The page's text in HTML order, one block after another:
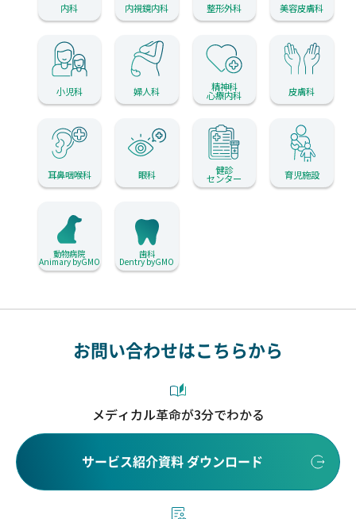
内科 内視鏡内科 整形外科 美容皮膚科
小児科 婦人科 精神科
心療内科 皮膚科
耳鼻咽喉科 眼科 健診
センター 育児施設
動物病院
Animary byGMO
歯科
Dentry byGMO
お問い合わせはこちらから
メディカル革命が3分でわかる
サービス紹介資料 ダウンロード